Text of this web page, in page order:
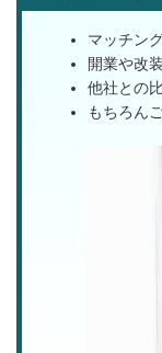
マッチン
開業や改
他社との
もちろん